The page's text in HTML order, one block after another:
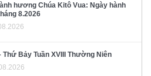
hương Chúa Kitô Vua: Ngày hành
8.2026
Thứ Bảy Tuần XVIII Thường Niên